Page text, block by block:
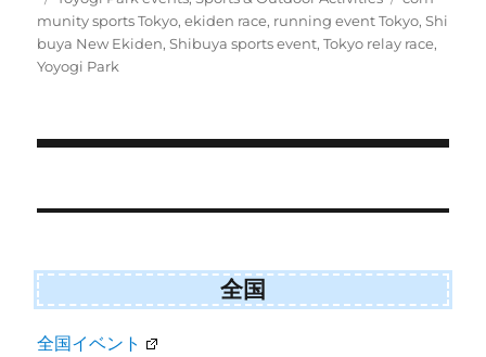
i
t
t
e
b
o
o
l
on
munity sports Tokyo,ekiden race, running event Tokyo,Shi
buya New Ekiden,Shibuya sports event,Tokyo relay race,
Yoyogi Park
navigation
全国
全国イベント